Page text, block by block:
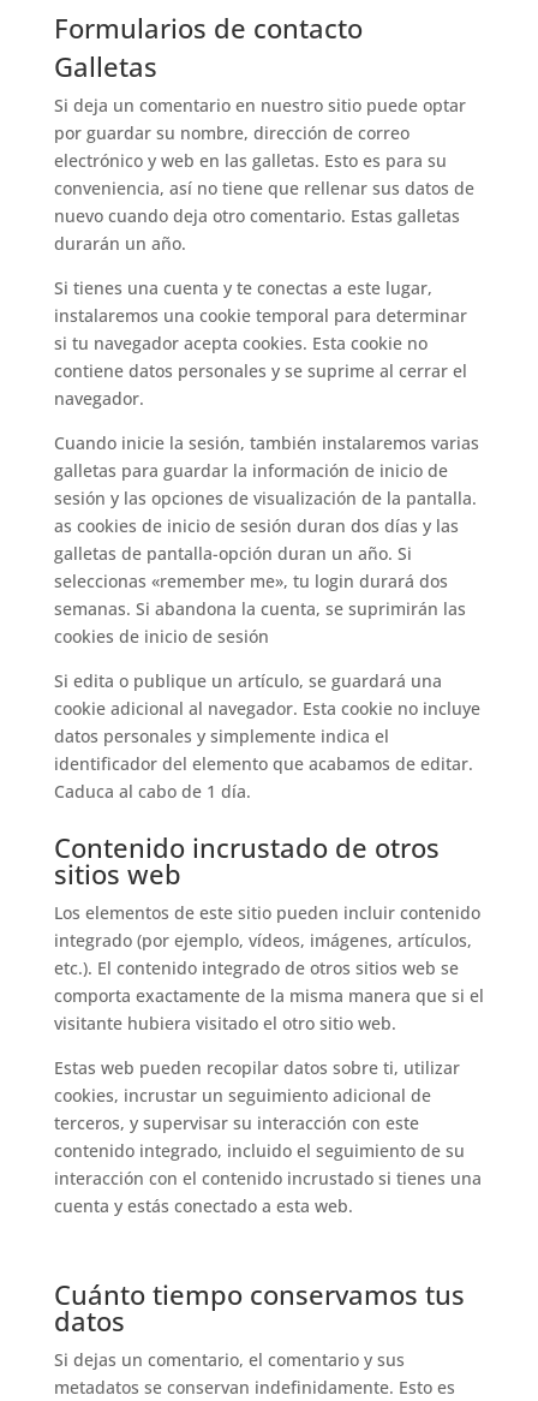
Formularios de contacto
Galletas
Si deja un comentario en nuestro sitio puede optar
por guardar su nombre, dirección de correo
electrónico y web en las galletas. Esto es para su
conveniencia, así no tiene que rellenar sus datos de
nuevo cuando deja otro comentario. Estas galletas
durarán un año.
Si tienes una cuenta y te conectas a este lugar,
instalaremos una cookie temporal para determinar
si tu navegador acepta cookies. Esta cookie no
contiene datos personales y se suprime al cerrar el
navegador.
Cuando inicie la sesión, también instalaremos varias
galletas para guardar la información de inicio de
sesión y las opciones de visualización de la pantalla.
as cookies de inicio de sesión duran dos días y las
galletas de pantalla-opción duran un año. Si
seleccionas «remember me», tu login durará dos
semanas. Si abandona la cuenta, se suprimirán las
cookies de inicio de sesión
Si edita o publique un artículo, se guardará una
cookie adicional al navegador. Esta cookie no incluye
datos personales y simplemente indica el
identificador del elemento que acabamos de editar.
Caduca al cabo de 1 día.
Contenido incrustado de otros
sitios web
Los elementos de este sitio pueden incluir contenido
integrado (por ejemplo, vídeos, imágenes, artículos,
etc.). El contenido integrado de otros sitios web se
comporta exactamente de la misma manera que si el
visitante hubiera visitado el otro sitio web.
Estas web pueden recopilar datos sobre ti, utilizar
cookies, incrustar un seguimiento adicional de
terceros, y supervisar su interacción con este
contenido integrado, incluido el seguimiento de su
interacción con el contenido incrustado si tienes una
cuenta y estás conectado a esta web.
Cuánto tiempo conservamos tus
datos
Si dejas un comentario, el comentario y sus
metadatos se conservan indefinidamente. Esto es